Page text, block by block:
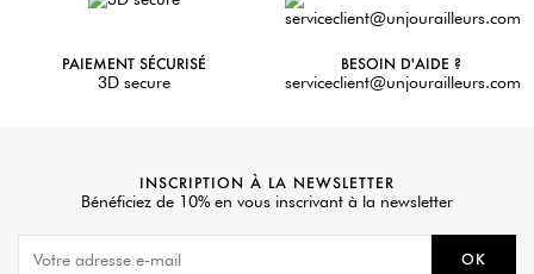
PAIEMENT SÉCURISÉ
3D secure
BESOIN D'AIDE ?
serviceclient@unjourailleurs.com
INSCRIPTION À LA NEWSLETTER
Bénéficiez de 10% en vous inscrivant à la newsletter
OK